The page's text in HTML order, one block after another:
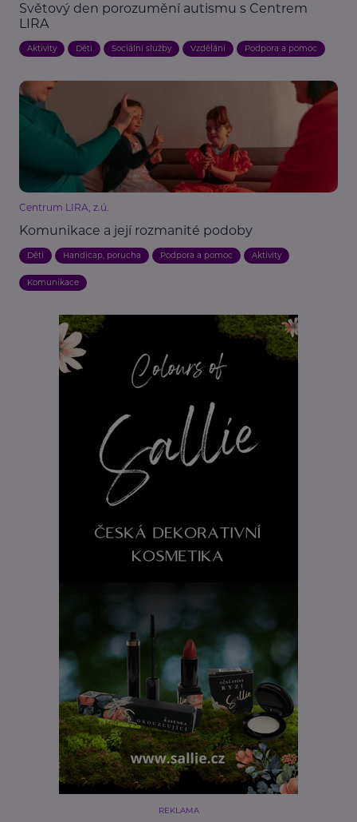
Světový den porozumění autismu s Centrem
LIRA
Aktivity Děti Sociální služby Vzdělání Podpora a pomoc
Centrum LIRA, z.ú.
Komunikace a její rozmanité podoby
Děti Handicap, porucha Podpora a pomoc Aktivity
Komunikace
REKLAMA